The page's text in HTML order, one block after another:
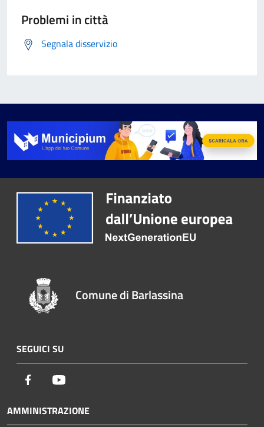
Problemi in città
Segnala disservizio
Comune di Barlassina
SEGUICI SU
Facebook
AMMINISTRAZIONE